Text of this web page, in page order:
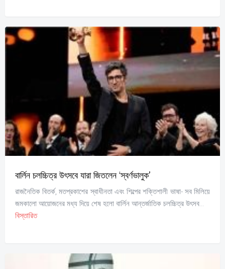
বার্লিন চলচ্চিত্র উৎসবে যারা জিতলেন ‘স্বর্ণভালুক’
রাজনৈতিক বিতর্ক, মতপ্রকাশের স্বাধীনতা এবং শিল্পের শক্তিশালী ভাষা- সব মিলিয়ে
জমকালো আয়োজনের মধ্য দিয়ে শেষ হলো বার্লিন আন্তর্জাতিক চলচ্চিত্র উৎসব...
বিস্তারিত